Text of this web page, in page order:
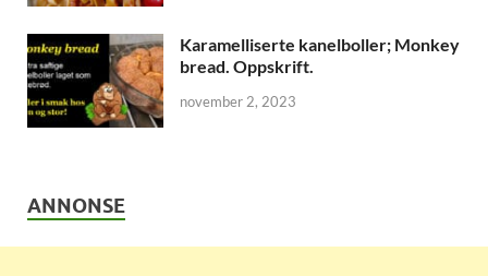
Karamelliserte kanelboller; Monkey
bread. Oppskrift.
november 2, 2023
ANNONSE